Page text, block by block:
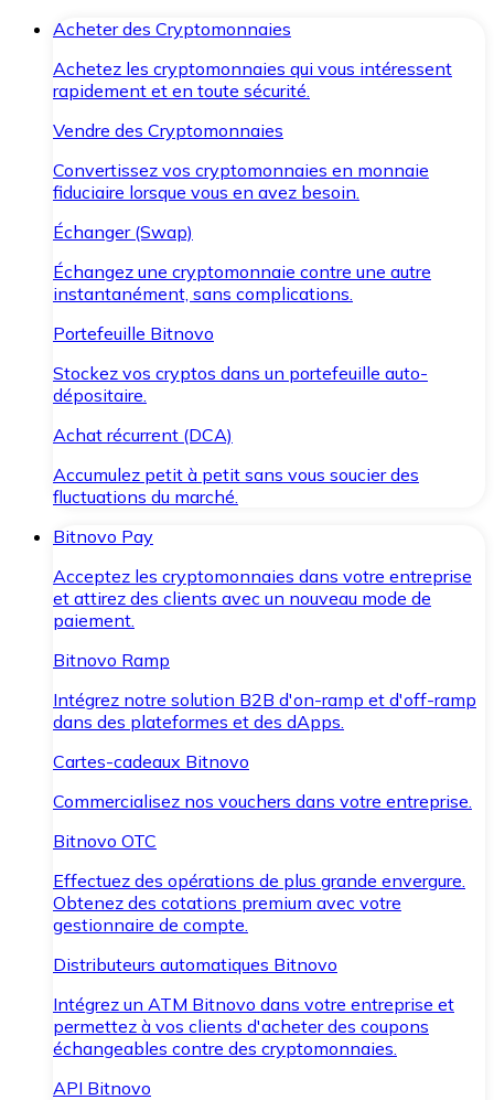
Acheter des Cryptomonnaies
Achetez les cryptomonnaies qui vous intéressent
rapidement et en toute sécurité.
Vendre des Cryptomonnaies
Convertissez vos cryptomonnaies en monnaie
fiduciaire lorsque vous en avez besoin.
Échanger (Swap)
Échangez une cryptomonnaie contre une autre
instantanément, sans complications.
Portefeuille Bitnovo
Stockez vos cryptos dans un portefeuille auto-
dépositaire.
Achat récurrent (DCA)
Accumulez petit à petit sans vous soucier des
fluctuations du marché.
Bitnovo Pay
Acceptez les cryptomonnaies dans votre entreprise
et attirez des clients avec un nouveau mode de
paiement.
Bitnovo Ramp
Intégrez notre solution B2B d'on-ramp et d'off-ramp
dans des plateformes et des dApps.
Cartes-cadeaux Bitnovo
Commercialisez nos vouchers dans votre entreprise.
Bitnovo OTC
Effectuez des opérations de plus grande envergure.
Obtenez des cotations premium avec votre
gestionnaire de compte.
Distributeurs automatiques Bitnovo
Intégrez un ATM Bitnovo dans votre entreprise et
permettez à vos clients d'acheter des coupons
échangeables contre des cryptomonnaies.
API Bitnovo